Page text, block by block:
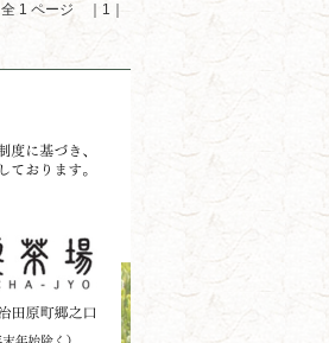
全 1 ページ ｜1｜